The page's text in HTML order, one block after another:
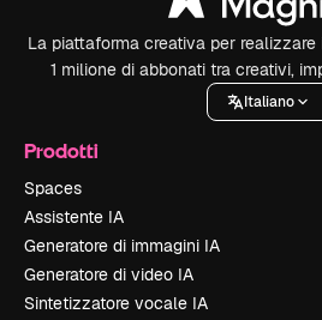
La piattaforma creativa per
1 milione di abbonati tra creativi,
Italiano
Prodotti
Spaces
Assistente IA
Generatore di immagini IA
Generatore di video IA
Sintetizzatore vocale IA